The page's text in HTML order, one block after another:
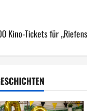
Kino-Tickets für